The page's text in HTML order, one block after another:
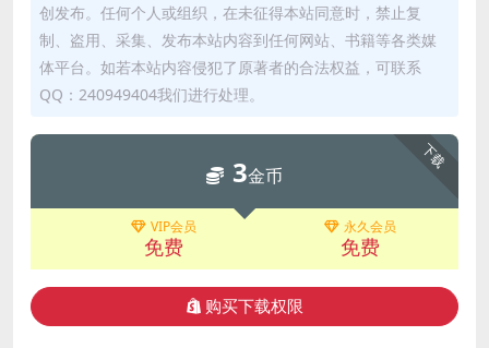
创发布。任何个人或组织，在未征得本站同意时，禁止复
制、盗用、采集、发布本站内容到任何网站、书籍等各类媒
体平台。如若本站内容侵犯了原著者的合法权益，可联系
QQ：240949404我们进行处理。
下载
3金币
VIP会员
免费
永久会员
免费
购买下载权限